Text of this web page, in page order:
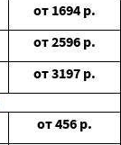
от 1694 р.
от2596 р.
от3197 р.
от456 р.